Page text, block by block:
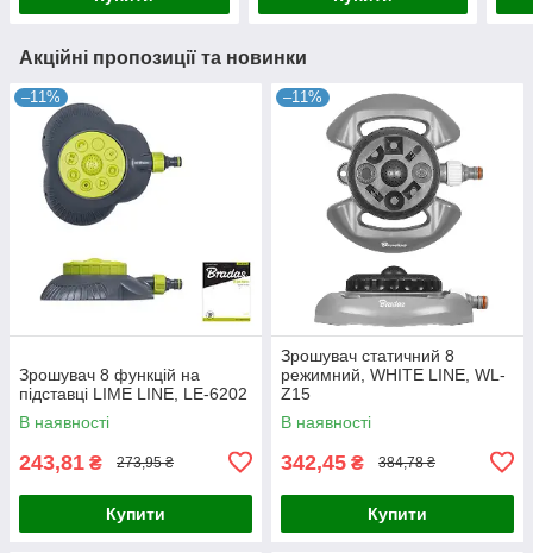
Акційні пропозиції та новинки
–11%
Зрошувач 8 функцій на
підставці LIME LINE, LE-6202
В наявності
243,81 ₴ 273,95 ₴
Купити
–11%
Зрошувач статичний 8
режимний, WHITE LINE, WL-
Z15
В наявності
342,45 ₴ 384,78 ₴
Купити